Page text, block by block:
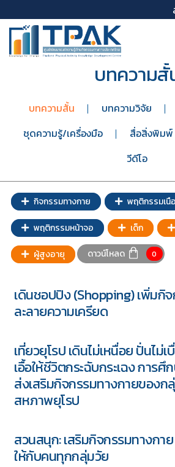
บทความสั้
บทความสั้น บทความวิจัย
ชุดความรู้/เครื่องมือ
สื่อสิ่งพิมพ์
วีดีโอ
กิจกรรมทางกาย พฤติกรรมเนื
พฤติกรรมหน้าจอ เด็ก
ผู้สูงอายุ ดาวน์โหลด 0
เดินชอปปิง (Shopping) เพิ่มกิ
ละลายความเครียด
เที่ยวยุโรป เดินไม่เหนื่อย ปั่นไม่เ
เอื้อให้ชีวิตกระฉับกระเฉง การศึ
ส่งเสริมกิจกรรมทางกายของก
สหภาพยุโรป
สวนสนุก: เสริมกิจกรรมทางกา
ให้กับคนทุกกลุ่มวัย